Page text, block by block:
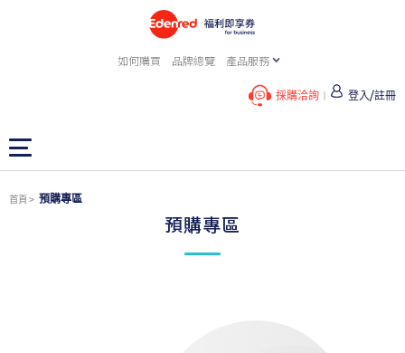
如何購買 品牌總覽 產品服務
採購洽詢 登入/註冊
首頁 預購專區
預購專區